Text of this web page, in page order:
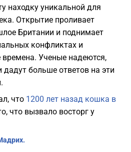
находку уникальной для
Открытие проливает
Британии и поднимает
конфликтах и
времена. Ученые надеются,
больше ответов на эти
что 1200 лет назад кошка в
что вызвало восторг у